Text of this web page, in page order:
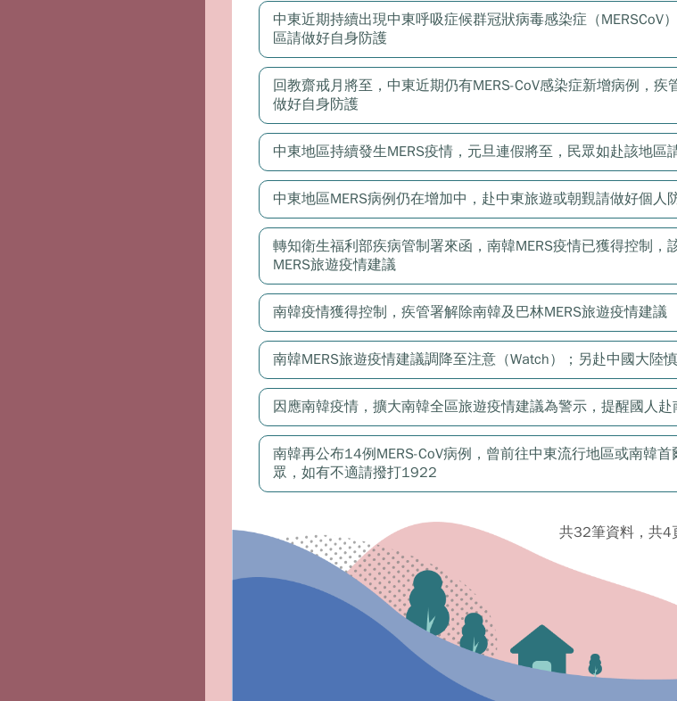
中東近期持續出現中東呼吸症候群冠狀病毒感染症（MERS­CoV
區請做好自身防護
回教齋戒月將至，中東近期仍有MERS-CoV感染症新增病例，疾
做好自身防護
中東地區持續發生MERS疫情，元旦連假將至，民眾如赴該地區
中東地區MERS病例仍在增加中，赴中東旅遊或朝覲請做好個人
轉知衛生福利部疾病管制署來函，南韓MERS疫情已獲得控制，
MERS旅遊疫情建議
南韓疫情獲得控制，疾管署解除南韓及巴林MERS旅遊疫情建議
南韓MERS旅遊疫情建議調降至注意（Watch）；另赴中國大陸
因應南韓疫情，擴大南韓全區旅遊疫情建議為警示，提醒國人
南韓再公布14例MERS-CoV病例，曾前往中東流行地區或南韓
眾，如有不適請撥打1922
共32筆資料，共4